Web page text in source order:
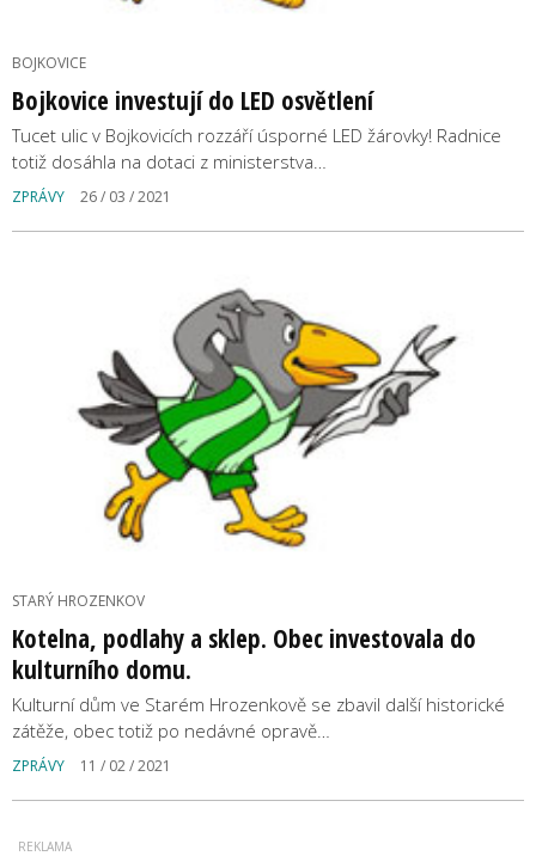
BOJKOVICE
Bojkovice investují do LED osvětlení
Tucet ulic v Bojkovicích rozzáří úsporné LED žárovky! Radnice
totiž dosáhla na dotaci z ministerstva…
ZPRÁVY 26 / 03 / 2021
STARÝ HROZENKOV
Kotelna, podlahy a sklep. Obec investovala do
kulturního domu.
Kulturní dům ve Starém Hrozenkově se zbavil další historické
zátěže, obec totiž po nedávné opravě…
ZPRÁVY 11 / 02 / 2021